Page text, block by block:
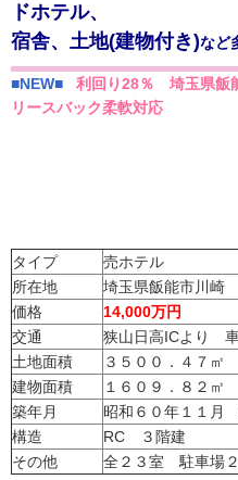
ドホテル、
宿舎、土地(建物付き)など
■NEW■
利回り28％ 埼玉県飯
リースバック柔軟対応
タイプ
売ホテル
所在地
埼玉県飯能市川崎
価格
14,000万円
交通
狭山日高
土地面積
３５００．４７㎡
建物面積
１６０９．８２㎡
築年月
昭和６０年１１月
構造
RC ３階建
その他
全２３室 駐車場